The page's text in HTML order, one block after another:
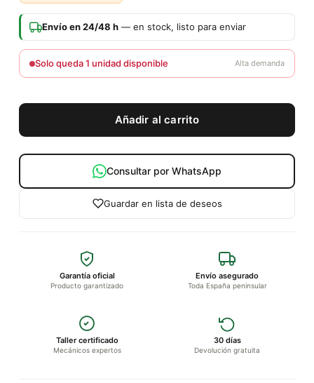
Envío en 24/48 h — en stock, listo para enviar
Solo queda 1 unidad disponible Alta demanda
Añadir al carrito
Consultar por WhatsApp
Guardar en lista de deseos
Garantía oficial
Producto garantizado
Envío asegurado
Toda España peninsular
Taller certificado
Mecánicos expertos
30 días
Devolución gratuita